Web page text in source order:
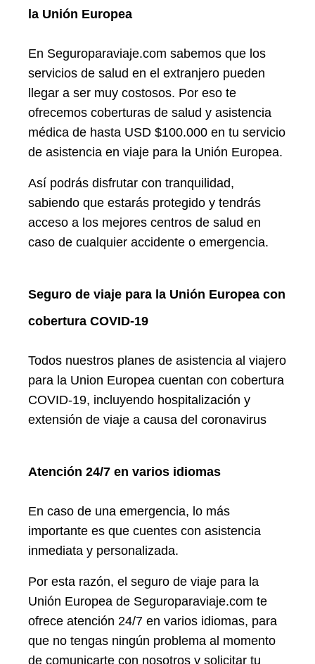
la Unión Europea
En Seguroparaviaje.com sabemos que los
servicios de salud en el extranjero pueden
llegar a ser muy costosos. Por eso te
ofrecemos coberturas de salud y asistencia
médica de hasta USD $100.000 en tu servicio
de asistencia en viaje para la Unión Europea.
Así podrás disfrutar con tranquilidad,
sabiendo que estarás protegido y tendrás
acceso a los mejores centros de salud en
caso de cualquier accidente o emergencia.
Seguro de viaje para la Unión Europea con
cobertura COVID-19
Todos nuestros planes de asistencia al viajero
para la Union Europea cuentan con cobertura
COVID-19, incluyendo hospitalización y
extensión de viaje a causa del coronavirus
Atención 24/7 en varios idiomas
En caso de una emergencia, lo más
importante es que cuentes con asistencia
inmediata y personalizada.
Por esta razón, el seguro de viaje para la
Unión Europea de Seguroparaviaje.com te
ofrece atención 24/7 en varios idiomas, para
que no tengas ningún problema al momento
de comunicarte con nosotros y solicitar tu